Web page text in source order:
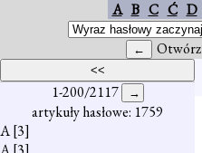
A B C Ć D
Otwórz
1-200/2117
artykuły hasłowe: 1759
A[3]